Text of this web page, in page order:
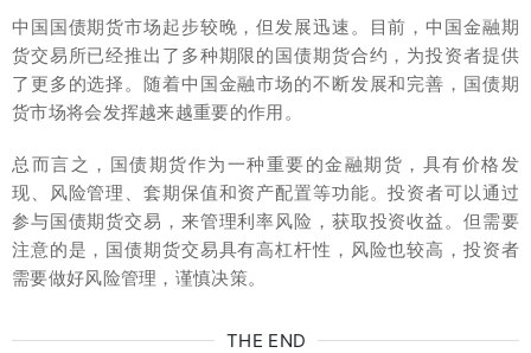
中国国债期货市场起步较晚，但发展迅速。目前，中国金融期
货交易所已经推出了多种期限的国债期货合约，为投资者提供
了更多的选择。随着中国金融市场的不断发展和完善，国债期
货市场将会发挥越来越重要的作用。
总而言之，国债期货作为一种重要的金融期货，具有价格发
现、风险管理、套期保值和资产配置等功能。投资者可以通过
参与国债期货交易，来管理利率风险，获取投资收益。但需要
注意的是，国债期货交易具有高杠杆性，风险也较高，投资者
需要做好风险管理，谨慎决策。
THE END